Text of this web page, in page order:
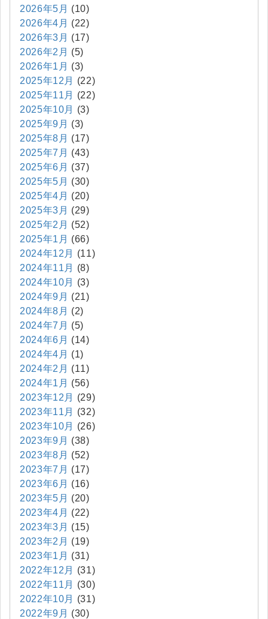
2026年5月 (10)
2026年4月 (22)
2026年3月 (17)
2026年2月 (5)
2026年1月 (3)
2025年12月
(22)
2025年11月
(22)
2025年10月
(3)
2025年9月 (3)
2025年8月 (17)
2025年7月 (43)
2025年6月 (37)
2025年5月 (30)
2025年4月 (20)
2025年3月 (29)
2025年2月 (52)
2025年1月 (66)
2024年12月
(11)
2024年11月
(8)
2024年10月
(3)
2024年9月 (21)
2024年8月 (2)
2024年7月 (5)
2024年6月 (14)
2024年4月 (1)
2024年2月 (11)
2024年1月 (56)
2023年12月
(29)
2023年11月
(32)
2023年10月
(26)
2023年9月 (38)
2023年8月 (52)
2023年7月 (17)
2023年6月 (16)
2023年5月 (20)
2023年4月 (22)
2023年3月 (15)
2023年2月 (19)
2023年1月 (31)
2022年12月
(31)
2022年11月
(30)
2022年10月
(31)
2022年9月 (30)